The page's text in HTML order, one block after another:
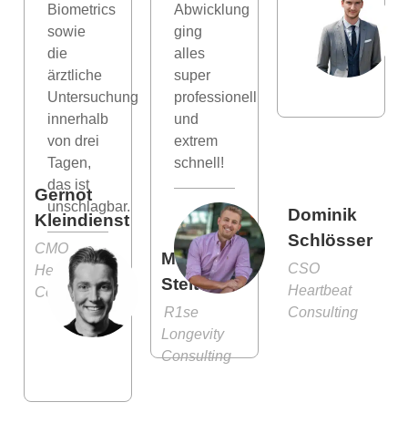
Gernot
Kleindienst
CMO
Heartbeat
Consulting
Biometrics
sowie
die
ärztliche
Untersuchung
innerhalb
von drei
Tagen,
das ist
unschlagbar.
Moritz
Stelter
R1se
Longevity
Consulting
Abwicklung
ging
alles
super
professionell
und
extrem
schnell!
Dominik
Schlösser
CSO
Heartbeat
Consulting